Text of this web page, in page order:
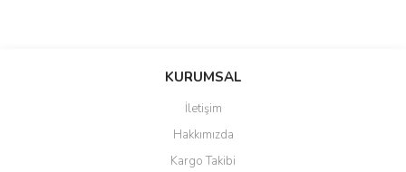
Bu ürüne ilk yorumu siz yapın!
Ürün resmi kalitesiz, bozuk veya görüntülenemiyor.
Ürün açıklamasında eksik bilgiler bulunuyor.
KURUMSAL
İletişim
Hakkımızda
Kargo Takibi